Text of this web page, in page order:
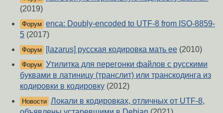
(2019)
Форум enca: Doubly-encoded to UTF-8 from ISO-8859-
5 (2017)
Форум [lazarus] русская кодировка мать ее (2010)
Форум Утилитка для перегонки файлов с русскими
буквами в латиницу (транслит) или транскодинга из
кодировки в кодировку (2012)
Новости Локали в кодировках, отличных от UTF-8,